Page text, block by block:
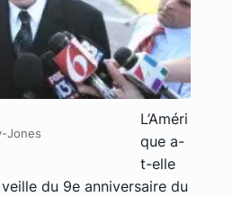
Jones
L’Améri
que a-
t-elle
du 9e anniversaire du